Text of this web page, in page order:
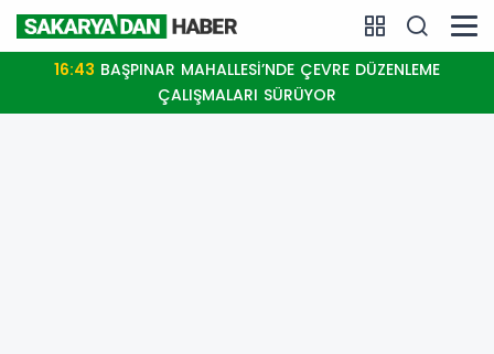
16:43
ÇALIŞMALARI SÜRÜYOR